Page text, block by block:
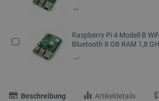
Raspberry Pi 4 Modell B
Bluetooth 8 GB RAM 1,8
Beschreibung Artikeldetails